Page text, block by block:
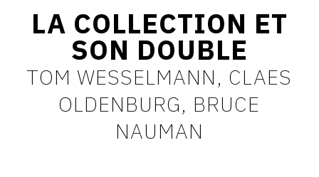
CGU
CGV
SUIVEZ-NOUS
LA COLLECTION ET
SON DOUBLE
TOM WESSELMANN, CLAES
OLDENBURG, BRUCE
NAUMAN